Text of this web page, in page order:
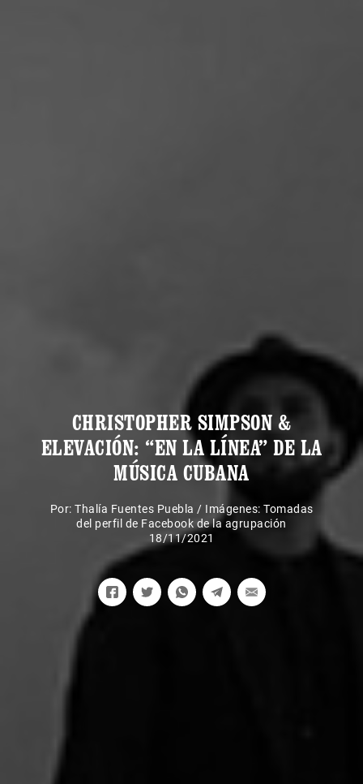
CHRISTOPHER SIMPSON &
ELEVACIÓN: “EN LA LÍNEA” DE LA
MÚSICA CUBANA
Por: Thalía Fuentes Puebla / Imágenes: Tomadas
del perfil de Facebook de la agrupación
18/11/2021